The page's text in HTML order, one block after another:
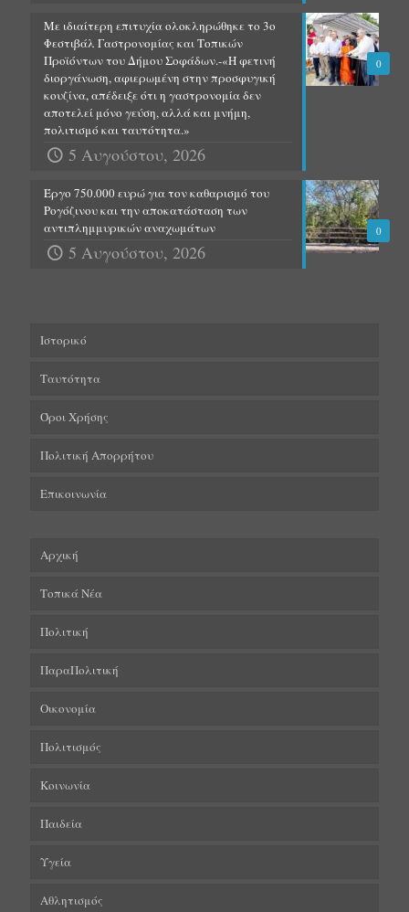
0
Με ιδιαίτερη επιτυχία ολοκληρώθηκε το 3ο
Φεστιβάλ Γαστρονομίας και Τοπικών
Προϊόντων του Δήμου Σοφάδων.-«Η φετινή
διοργάνωση, αφιερωμένη στην προσφυγική
κουζίνα, απέδειξε ότι η γαστρονομία δεν
αποτελεί μόνο γεύση, αλλά και μνήμη,
πολιτισμό και ταυτότητα.»
5 Αυγούστου, 2026
0
Έργο 750.000 ευρώ για τον καθαρισμό του
Ρογόζινου και την αποκατάσταση των
αντιπλημμυρικών αναχωμάτων
5 Αυγούστου, 2026
Ιστορικό
Ταυτότητα
Όροι Χρήσης
Πολιτική Απορρήτου
Επικοινωνία
Αρχική
Τοπικά Νέα
Πολιτική
ΠαραΠολιτική
Οικονομία
Πολιτισμός
Κοινωνία
Παιδεία
Υγεία
Αθλητισμός